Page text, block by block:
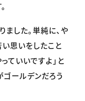
した。単純に、や
思いをしたこと
ていいですよ」と
ールデンだろう